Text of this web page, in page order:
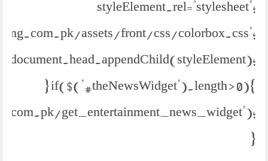
styleElement.rel="stylesheet";
assets/front/css/colorbox.css";
document.head.appendChild(styleElement);
} if($("#theNewsWidget").length > 0){
get_entertainment_news_widget");
}